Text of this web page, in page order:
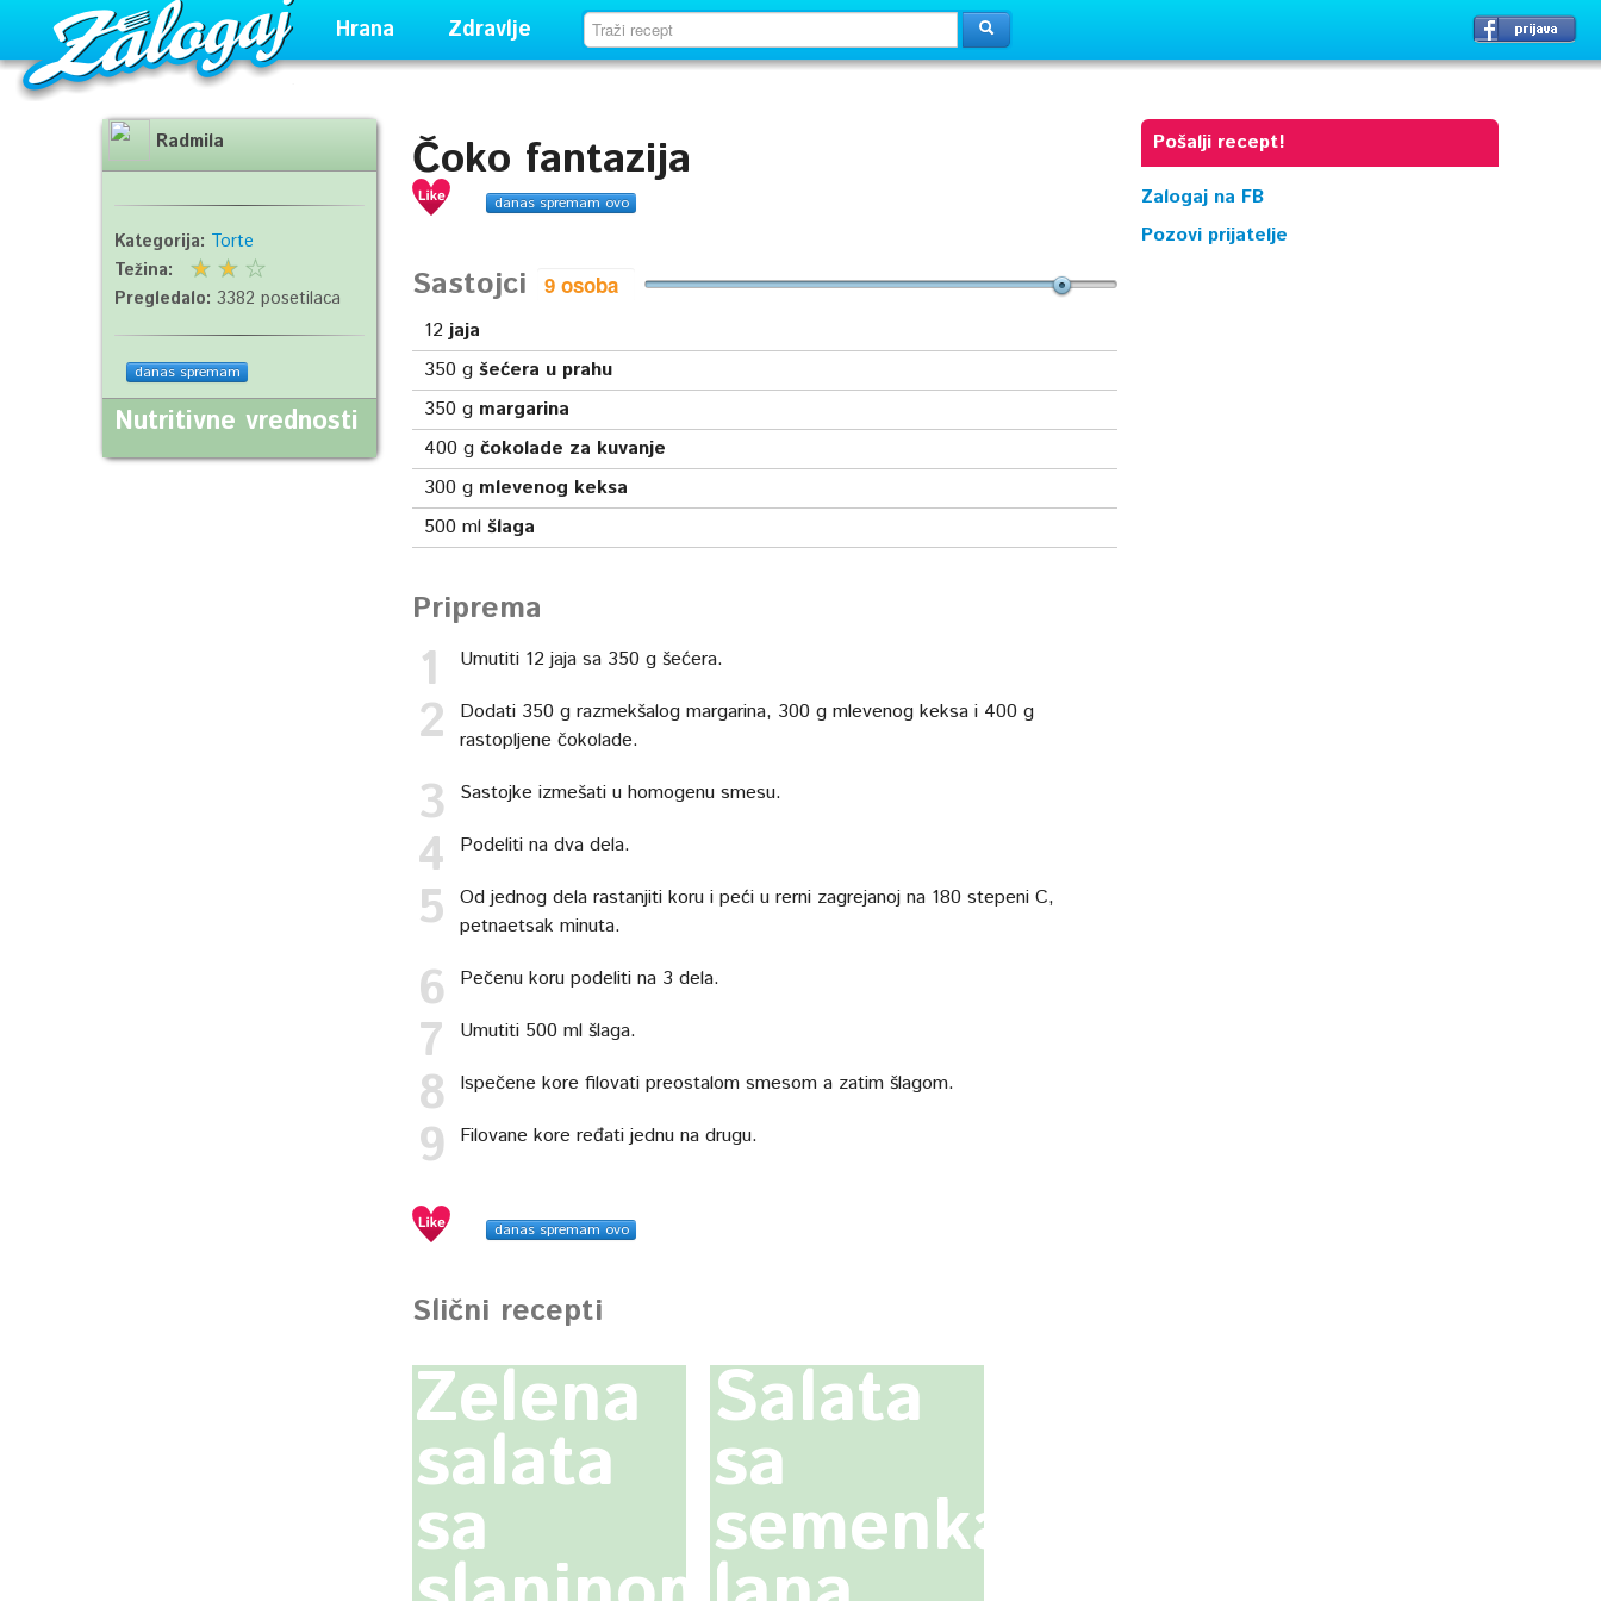
Hrana Zdravlje
Čoko fantazija
danas spremam ovo
Sastojci
12 jaja
350 g šećera u prahu
350 g margarina
400 g čokolade za kuvanje
300 g mlevenog keksa
500 ml šlaga
Priprema
Umutiti 12 jaja sa 350 g šećera.
Dodati 350 g razmekšalog margarina, 300 g mlevenog keksa i 400 g
rastopljene čokolade.
Sastojke izmešati u homogenu smesu.
Podeliti na dva dela.
Od jednog dela rastanjiti koru i peći u rerni zagrejanoj na 180 stepeni C,
petnaetsak minuta.
Pečenu koru podeliti na 3 dela.
Umutiti 500 ml šlaga.
Ispečene kore filovati preostalom smesom a zatim šlagom.
Filovane kore ređati jednu na drugu.
danas spremam ovo
Slični recepti
Zelena
salata
sa
Salata
sa
semenkama
Radmila
Kategorija: Torte
Težina:
Pregledalo: 3382 posetilaca
danas spremam
Nutritivne vrednosti
Pošalji recept!
Zalogaj na FB
Pozovi prijatelje